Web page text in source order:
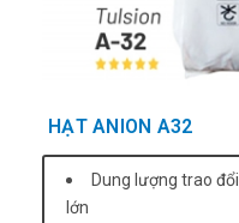
HẠT ANION A32
Dung lượng trao đổi
lớn